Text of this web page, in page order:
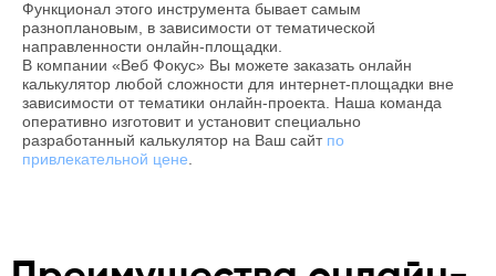
Функционал этого инструмента бывает самым
разноплановым, в зависимости от тематической
направленности онлайн-площадки.
В компании «Веб Фокус» Вы можете заказать онлайн
калькулятор любой сложности для интернет-площадки вне
зависимости от тематики онлайн-проекта. Наша команда
оперативно изготовит и установит специально
разработанный калькулятор на Ваш сайт по
привлекательной цене